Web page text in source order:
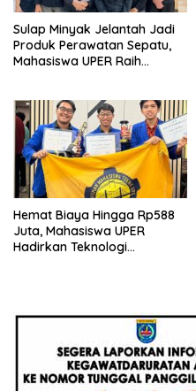
Sulap Minyak Jelantah Jadi
Produk Perawatan Sepatu,
Mahasiswa UPER Raih
Hemat Biaya Hingga Rp588
Juta, Mahasiswa UPER
Hadirkan Teknologi